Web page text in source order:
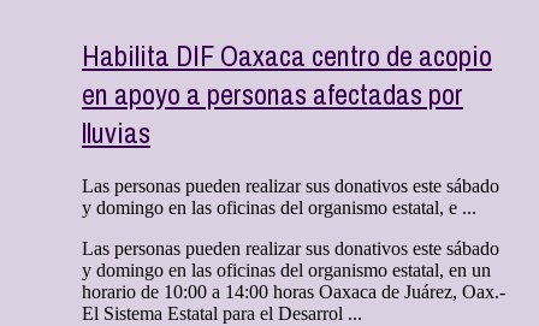
Habilita DIF Oaxaca centro de acopio
en apoyo a personas afectadas por
lluvias
Las personas pueden realizar sus donativos este sábado
y domingo en las oficinas del organismo estatal, e ...
Las personas pueden realizar sus donativos este sábado
y domingo en las oficinas del organismo estatal, en un
horario de 10:00 a 14:00 horas Oaxaca de Juárez, Oax.-
El Sistema Estatal para el Desarrol ...